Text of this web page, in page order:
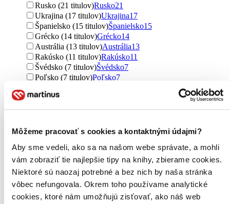
Môžeme pracovať s cookies a kontaktnými údajmi?
Aby sme vedeli, ako sa na našom webe správate, a mohli
vám zobraziť tie najlepšie tipy na knihy, zbierame cookies.
Niektoré sú naozaj potrebné a bez nich by naša stránka
vôbec nefungovala. Okrem toho používame analytické
cookies, ktoré nám umožňujú zisťovať, ako náš web
Rusko (21 titulov)Rusko21
Ukrajina (17 titulov)Ukrajina17
Španielsko (15 titulov)Španielsko15
Grécko (14 titulov)Grécko14
Austrália (13 titulov)Austrália13
Rakúsko (11 titulov)Rakúsko11
Švédsko (7 titulov)Švédsko7
Poľsko (7 titulov)Poľsko7
Nigéria (2 tituly)
Rumunsko (2 tituly)Rumunsko2
Chorvátsko (1 titul)Chorvátsko1
Čierna Hora (1 titul)Čierna Hora1
Turecko (1 titul)Turecko1
Ďalšie možnosti
Útvar
romány (1200 titulov)romány1200